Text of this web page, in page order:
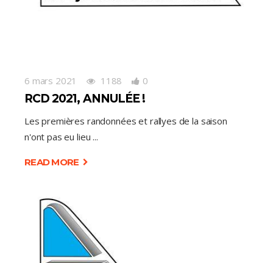
6 mars 2021 1188 0
RCD 2021, ANNULÉE !
Les premières randonnées et rallyes de la saison
n'ont pas eu lieu
READ MORE